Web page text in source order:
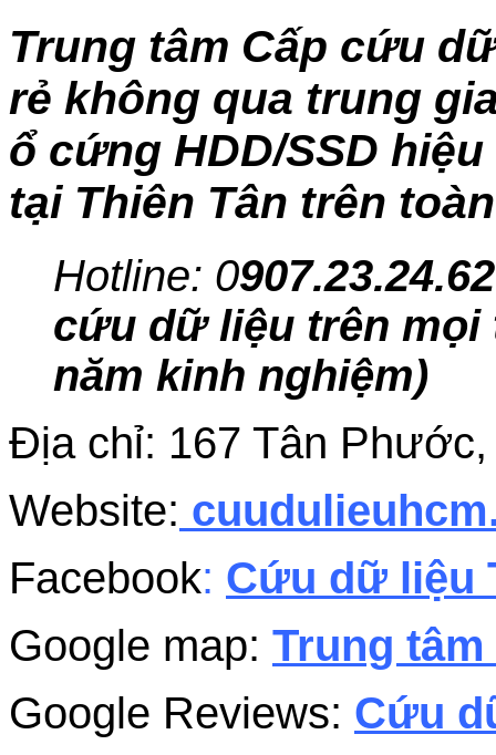
Trung tâm Cấp cứu
rẻ không qua trung
ổ cứng HDD/SSD
tại Thiên Tân trên
Hotline: 0
cứu dữ liệu trên
năm kinh nghiệm)
Địa chỉ: 167 Tân
Website:
Facebook: Cứu dữ liệu
Google map: Trung
Google Reviews: Cứu